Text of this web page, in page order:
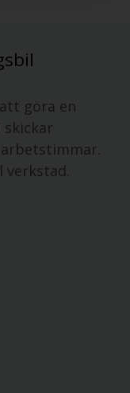
göra en
verkstad.